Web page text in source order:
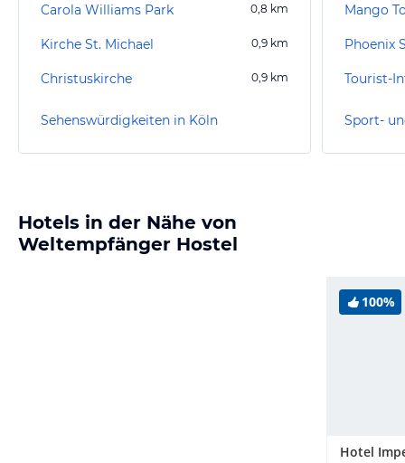
Carola Williams Park 0,8 km
Kirche St. Michael 0,9 km
Christuskirche 0,9 km
Sehenswürdigkeiten in Köln
Mango
Phoenix
Tourist-
Sport-
Hotels in der Nähe von
Weltempfänger Hostel
100%
Hotel